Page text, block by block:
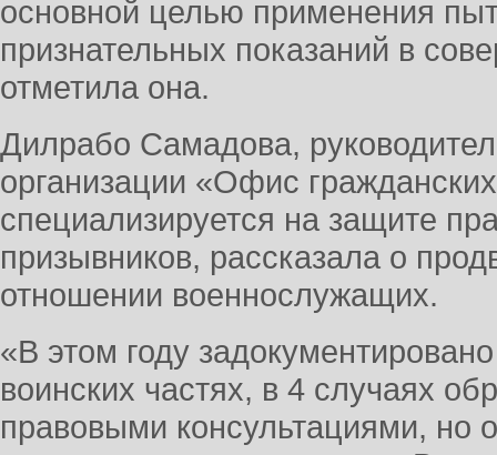
основной целью применения
признательных показаний в
отметила она.
Дилрабо Самадова,
организации «Офис
специализируется на защите
призывников, рассказала о
отношении военнослужащих.
«В этом году
воинских частях, в 4 случаях
правовыми консультациями, но